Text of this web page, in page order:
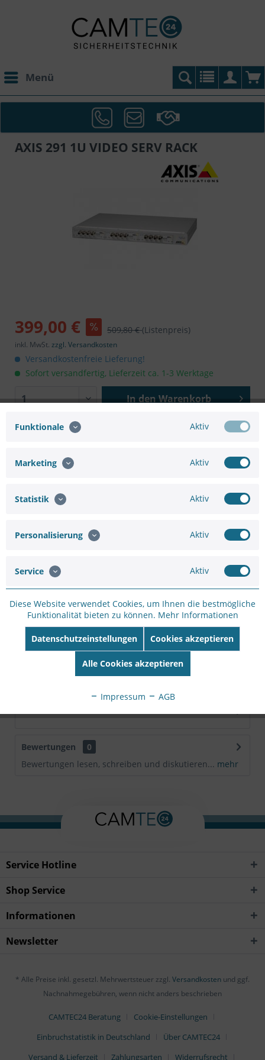
Menü
AXIS 291 1U VIDEO SERV RACK
399,00 € 509,80 €(Listenpreis)
inkl. MwSt. zzgl. Versandkosten
Versandkostenfreie Lieferung!
Sofort versandfertig, Lieferzeit ca. 1-3 Werktage
In den Warenkorb
Artikel-Nr.:
Hersteller Artikel-
Beschreibung
1U 19 rack unit with three expansions slots, compatible
with all Axis Blade video servers.... mehr
Technische Daten
Merkmale Rack-Kapazität 1U Produktfarbe Silver...
Bewertungen
0
Bewertungen lesen, schreiben und diskutieren... mehr
Service Hotline
Shop Service
Informationen
Newsletter
* Alle Preise inkl. gesetzl. Mehrwertsteuer zzgl. Versandkosten und ggf.
Nachnahmegebühren, wenn nicht anders beschrieben
CAMTEC24 Beratung
Cookie-Einstellungen
Einbruchstatistik in Deutschland
Über CAMTEC24
Versand & Lieferzeit
Zahlungsarten Widerrufsrecht
Funktionale Aktiv
Marketing Aktiv
Statistik Aktiv
Personalisierung Aktiv
Service Aktiv
Diese Website verwendet Cookies, um Ihnen die bestmögliche
Funktionalität bieten zu können. Mehr Informationen
Datenschutzeinstellungen Cookies akzeptieren
Alle Cookies akzeptieren
Impressum AGB